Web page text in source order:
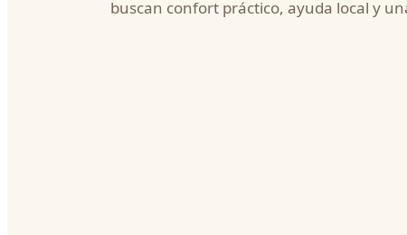
buscan confort práctico, ayuda local y